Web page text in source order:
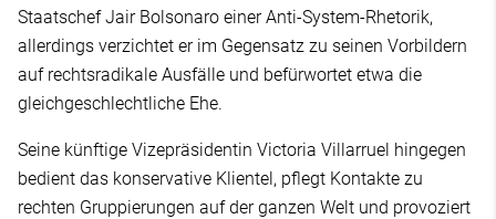
Staatschef Jair Bolsonaro einer Anti-System-Rhetorik,
allerdings verzichtet er im Gegensatz zu seinen Vorbildern
auf rechtsradikale Ausfälle und befürwortet etwa die
gleichgeschlechtliche Ehe.
Seine künftige Vizepräsidentin Victoria Villarruel hingegen
bedient das konservative Klientel, pflegt Kontakte zu
rechten Gruppierungen auf der ganzen Welt und provoziert